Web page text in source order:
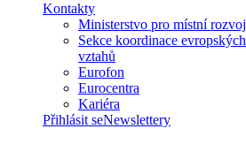
Kontakty
Ministerstvo pro místní
Sekce koordinace
vztahů
Eurofon
Eurocentra
Kariéra
Přihlásit seNewslettery